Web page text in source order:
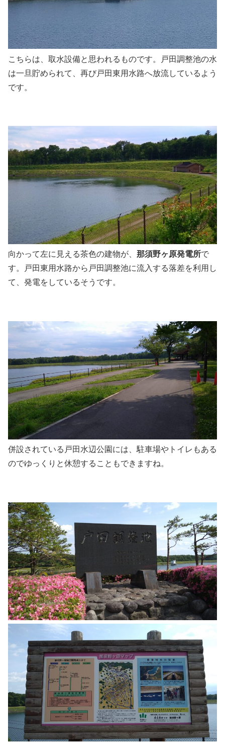
こちらは、取水設備と思われるものです。戸田調整池の水
は一旦貯められて、再び戸田東用水路へ放流しているよう
です。
向かって左に見える茶色の建物が、 那須野ヶ原発電所で
す。戸田東用水路から戸田調整池に流入する落差を利用し
て、発電をしているそうです。
併設されている戸田水辺公園には、駐車場やトイレもある
のでゆっくりと休憩することもできますね。